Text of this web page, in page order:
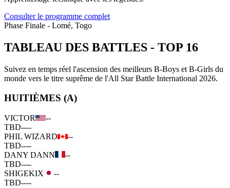
Consulter le programme complet
Phase Finale - Lomé, Togo
TABLEAU DES BATTLES - TOP 16
Suivez en temps réel l'ascension des meilleurs B-Boys et B-Girls du
monde vers le titre suprême de l'All Star Battle International 2026.
HUITIÈMES (A)
VICTOR
--
TBD----
PHIL WIZARD
--
TBD----
DANY DANN
--
TBD----
SHIGEKIX
--
TBD----